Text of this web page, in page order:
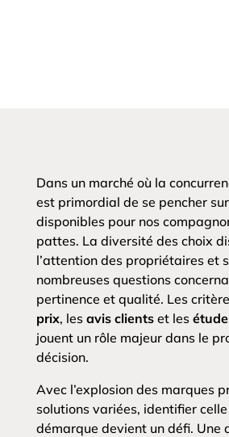
Dans un marché où la
est primordial de se pencher
disponibles pour nos
pattes. La diversité des choix
l’attention des propriétaires et
nombreuses questions
pertinence et qualité. Les
prix, les avis clientset les
jouent un rôle majeur dans le
décision.
Avec l’explosion des marques
solutions variées, identifier
démarque devient un défi. Une